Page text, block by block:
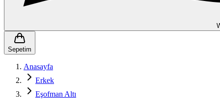
Sepetim
Anasayfa
Erkek
Eşofman Altı